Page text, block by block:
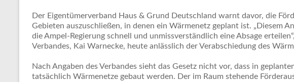
Der Eigentümerverband Haus & Grund Deutschland warnt davor, die
Gebieten auszuschließen, in denen ein Wärmenetz geplant ist. „Diesem
die Ampel-Regierung schnell und unmissverständlich eine Absage
Verbandes, Kai Warnecke, heute anlässlich der Verabschiedung des
Nach Angaben des Verbandes sieht das Gesetz nicht vor, dass in
tatsächlich Wärmenetze gebaut werden. Der im Raum stehende